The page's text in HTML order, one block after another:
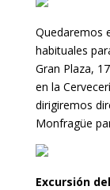
Quedaremos
habituales
Gran Plaza,
en la
dirigiremos
Monfragüe
Excursión